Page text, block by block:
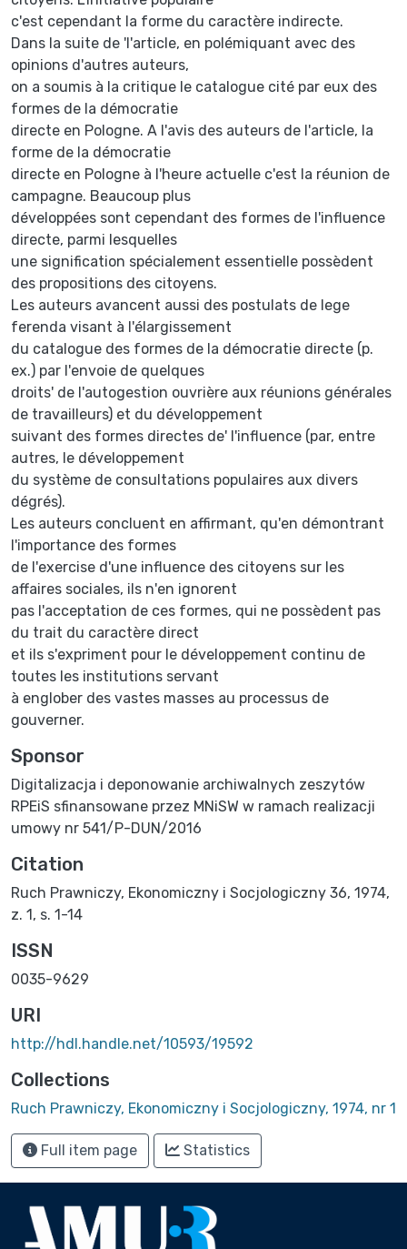
c'est cependant la forme du caractère indirecte.
Dans la suite de 'l'article, en polémiquant avec des
opinions d'autres auteurs,
on a soumis à la critique le catalogue cité par eux des
formes de la démocratie
directe en Pologne. A l'avis des auteurs de l'article, la
forme de la démocratie
directe en Pologne à l'heure actuelle c'est la réunion de
campagne. Beaucoup plus
développées sont cependant des formes de l'influence
directe, parmi lesquelles
une signification spécialement essentielle possèdent
des propositions des citoyens.
Les auteurs avancent aussi des postulats de lege
ferenda visant à l'élargissement
du catalogue des formes de la démocratie directe (p.
ex.) par l'envoie de quelques
droits' de l'autogestion ouvrière aux réunions générales
de travailleurs) et du développement
suivant des formes directes de' l'influence (par, entre
autres, le développement
du système de consultations populaires aux divers
dégrés).
Les auteurs concluent en affirmant, qu'en démontrant
l'importance des formes
de l'exercise d'une influence des citoyens sur les
affaires sociales, ils n'en ignorent
pas l'acceptation de ces formes, qui ne possèdent pas
du trait du caractère direct
et ils s'expriment pour le développement continu de
toutes les institutions servant
à englober des vastes masses au processus de
gouverner.
Sponsor
Digitalizacja i deponowanie archiwalnych zeszytów
RPEiS sfinansowane przez MNiSW w ramach realizacji
umowy nr 541/P-DUN/2016
Citation
Ruch Prawniczy, Ekonomiczny i Socjologiczny 36, 1974,
z. 1, s. 1-14
ISSN
0035-9629
URI
http://hdl.handle.net/10593/19592
Collections
Ruch Prawniczy, Ekonomiczny i Socjologiczny, 1974, nr 1
Full item page Statistics